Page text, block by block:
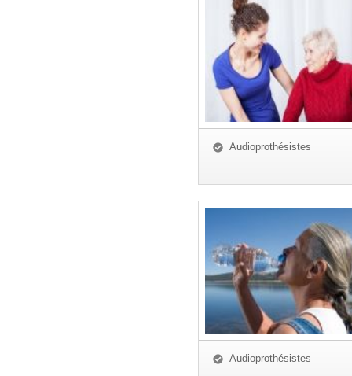
Audioprothésistes
Audioprothésistes